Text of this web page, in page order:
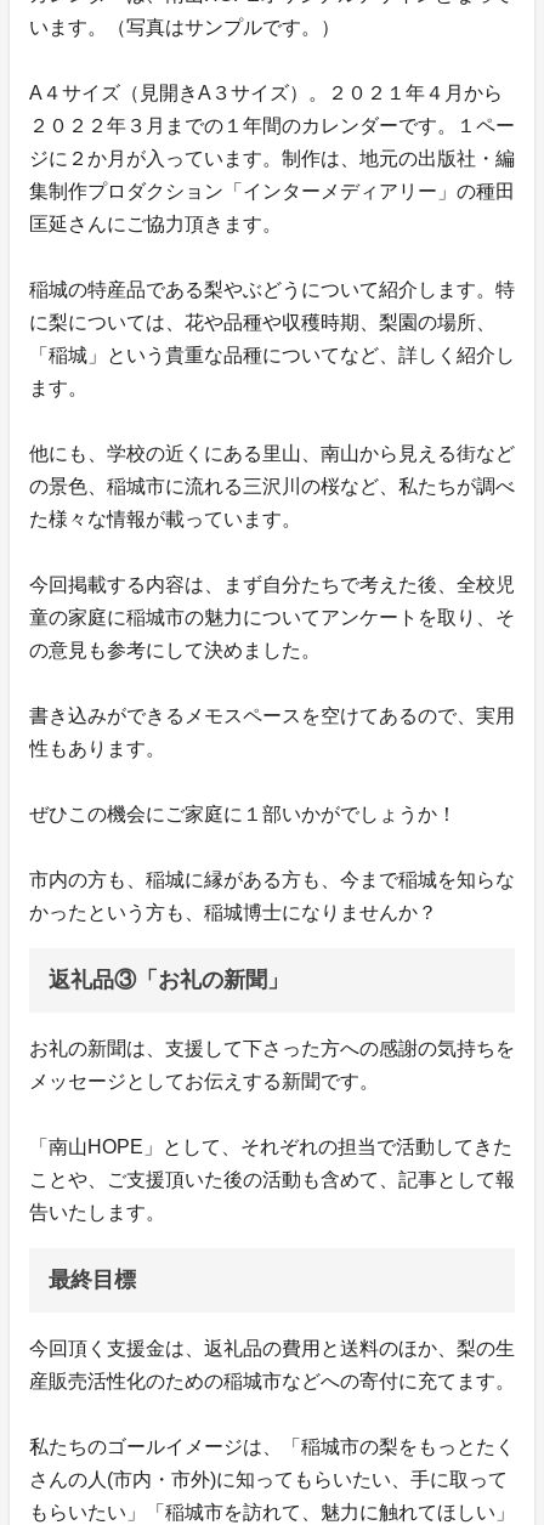
います。（写真はサンプルです。）
A４サイズ（見開きA３サイズ）。２０２１年４月から
２０２２年３月までの１年間のカレンダーです。１ペー
ジに２か月が入っています。制作は、地元の出版社・編
集制作プロダクション「インターメディアリー」の種田
匡延さんにご協力頂きます。
稲城の特産品である梨やぶどうについて紹介します。特
に梨については、花や品種や収穫時期、梨園の場所、
「稲城」という貴重な品種についてなど、詳しく紹介し
ます。
他にも、学校の近くにある里山、南山から見える街など
の景色、稲城市に流れる三沢川の桜など、私たちが調べ
た様々な情報が載っています。
今回掲載する内容は、まず自分たちで考えた後、全校児
童の家庭に稲城市の魅力についてアンケートを取り、そ
の意見も参考にして決めました。
書き込みができるメモスペースを空けてあるので、実用
性もあります。
ぜひこの機会にご家庭に１部いかがでしょうか！
市内の方も、稲城に縁がある方も、今まで稲城を知らな
かったという方も、稲城博士になりませんか？
返礼品③「お礼の新聞」
お礼の新聞は、支援して下さった方への感謝の気持ちを
メッセージとしてお伝えする新聞です。
「南山HOPE」として、それぞれの担当で活動してきた
ことや、ご支援頂いた後の活動も含めて、記事として報
告いたします。
最終目標
今回頂く支援金は、返礼品の費用と送料のほか、梨の生
産販売活性化のための稲城市などへの寄付に充てます。
私たちのゴールイメージは、「稲城市の梨をもっとたく
さんの人(市内・市外)に知ってもらいたい、手に取って
もらいたい」「稲城市を訪れて、魅力に触れてほしい」